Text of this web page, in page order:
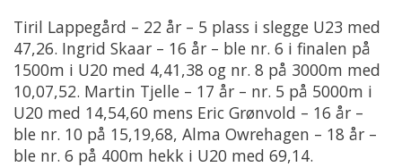
Tiril Lappegård – 22 år – 5 plass i slegge U23 med
47,26. Ingrid Skaar – 16 år – ble nr. 6 i finalen på
1500m i U20 med 4,41,38 og nr. 8 på 3000m med
10,07,52. Martin Tjelle – 17 år – nr. 5 på 5000m i
U20 med 14,54,60 mens Eric Grønvold – 16 år –
ble nr. 10 på 15,19,68, Alma Owrehagen – 18 år –
ble nr. 6 på 400m hekk i U20 med 69,14.